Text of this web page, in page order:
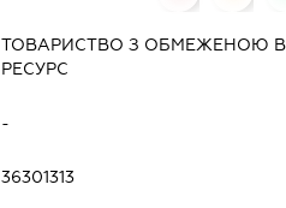
ТОВАРИСТВО З ОБМЕЖЕНОЮ
РЕСУРС
-
36301313